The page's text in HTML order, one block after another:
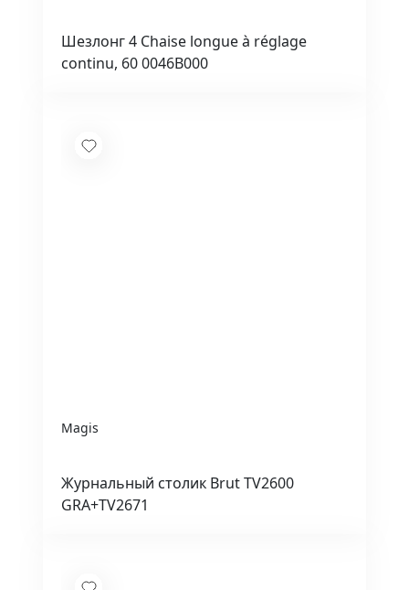
Шезлонг 4 Chaise longue à réglage
continu, 60 0046B000
Magis
Журнальный столик Brut TV2600
GRA+TV2671